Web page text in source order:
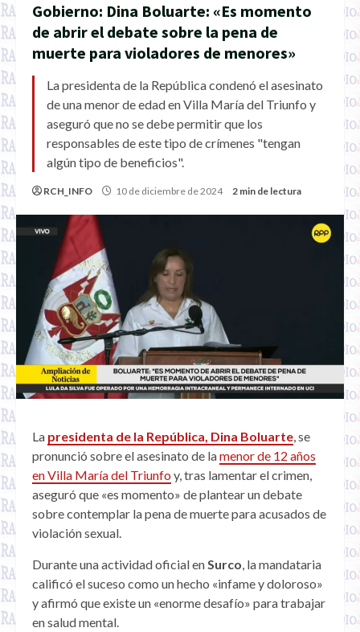
Gobierno: Dina Boluarte: «Es momento
de abrir el debate sobre la pena de
muerte para violadores de menores»
La presidenta de la República condenó el asesinato
de una menor de edad en Villa María del Triunfo y
aseguró que no se debe permitir que los
responsables de este tipo de crímenes "tengan
algún tipo de beneficios".
RCH_INFO 10 de diciembre de 2024 2 min de lectura
La presidenta de la República, Dina Boluarte, se
pronunció sobre el asesinato de lamenor de 12 años
en Villa María del Triunfo y, tras lamentar el crimen,
aseguró que «es momento» de plantear un debate
sobre contemplar la pena de muerte para acusados de
violación sexual.
Durante una actividad oficial enSurco, la mandataria
calificó el suceso como un hecho «infame y doloroso»
y afirmó que existe un «enorme desafío» para trabajar
en salud mental.